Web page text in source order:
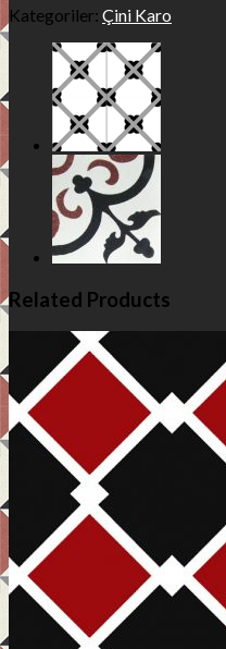
Kategoriler: Çini Karo
Related Products